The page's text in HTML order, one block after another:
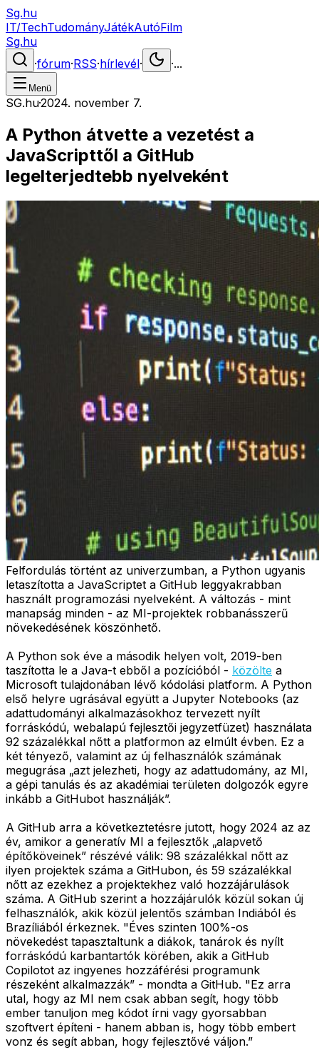
Sg.hu
IT/TechTudományJátékAutóFilm
Sg.hu
·fórum·RSS·hírlevél· ·...
Menü
SG.hu·2024. november 7.
A Python átvette a vezetést a
JavaScripttől a GitHub
legelterjedtebb nyelveként
Felfordulás történt az univerzumban, a Python ugyanis
letaszította a JavaScriptet a GitHub leggyakrabban
használt programozási nyelveként. A változás - mint
manapság minden - az MI-projektek robbanásszerű
növekedésének köszönhető.
A Python sok éve a második helyen volt, 2019-ben
taszította le a Java-t ebből a pozícióból - közölte a
Microsoft tulajdonában lévő kódolási platform. A Python
első helyre ugrásával együtt a Jupyter Notebooks (az
adattudományi alkalmazásokhoz tervezett nyílt
forráskódú, webalapú fejlesztői jegyzetfüzet) használata
92 százalékkal nőtt a platformon az elmúlt évben. Ez a
két tényező, valamint az új felhasználók számának
megugrása „azt jelezheti, hogy az adattudomány, az MI,
a gépi tanulás és az akadémiai területen dolgozók egyre
inkább a GitHubot használják”.
A GitHub arra a következtetésre jutott, hogy 2024 az az
év, amikor a generatív MI a fejlesztők „alapvető
építőköveinek” részévé válik: 98 százalékkal nőtt az
ilyen projektek száma a GitHubon, és 59 százalékkal
nőtt az ezekhez a projektekhez való hozzájárulások
száma. A GitHub szerint a hozzájárulók közül sokan új
felhasználók, akik közül jelentős számban Indiából és
Brazíliából érkeznek. "Éves szinten 100%-os
növekedést tapasztaltunk a diákok, tanárok és nyílt
forráskódú karbantartók körében, akik a GitHub
Copilotot az ingyenes hozzáférési programunk
részeként alkalmazzák” - mondta a GitHub. "Ez arra
utal, hogy az MI nem csak abban segít, hogy több
ember tanuljon meg kódot írni vagy gyorsabban
szoftvert építeni - hanem abban is, hogy több embert
vonz és segít abban, hogy fejlesztővé váljon.”